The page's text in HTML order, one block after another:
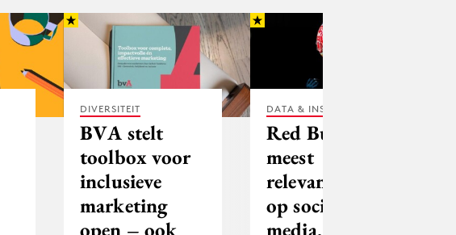
DIVERSITEIT
BVA stelt
toolbox voor
inclusieve
marketing
open – ook
DATA & INSIGHTS
Red Bull is het
meest
relevante merk
op social
media, zegt dit